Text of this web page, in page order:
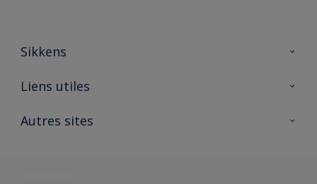
Sikkens
A propos de Sikkens
Liens utiles
Ouvrir un magasin PASS
Autres sites